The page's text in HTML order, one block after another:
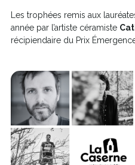
Les trophées remis aux
année par l’artiste céramiste
récipiendaire du Prix